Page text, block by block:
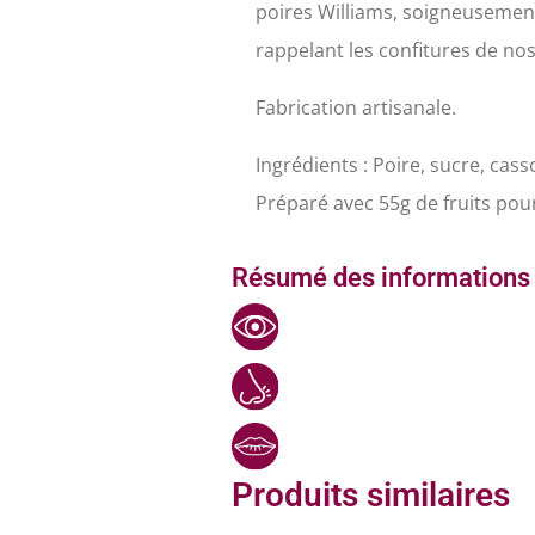
poires Williams,
rappelant les confitures de
Fabrication artisanale.
Ingrédients : Poire, sucre,
Préparé avec 55g de fruits
Résumé des
Produits similaires